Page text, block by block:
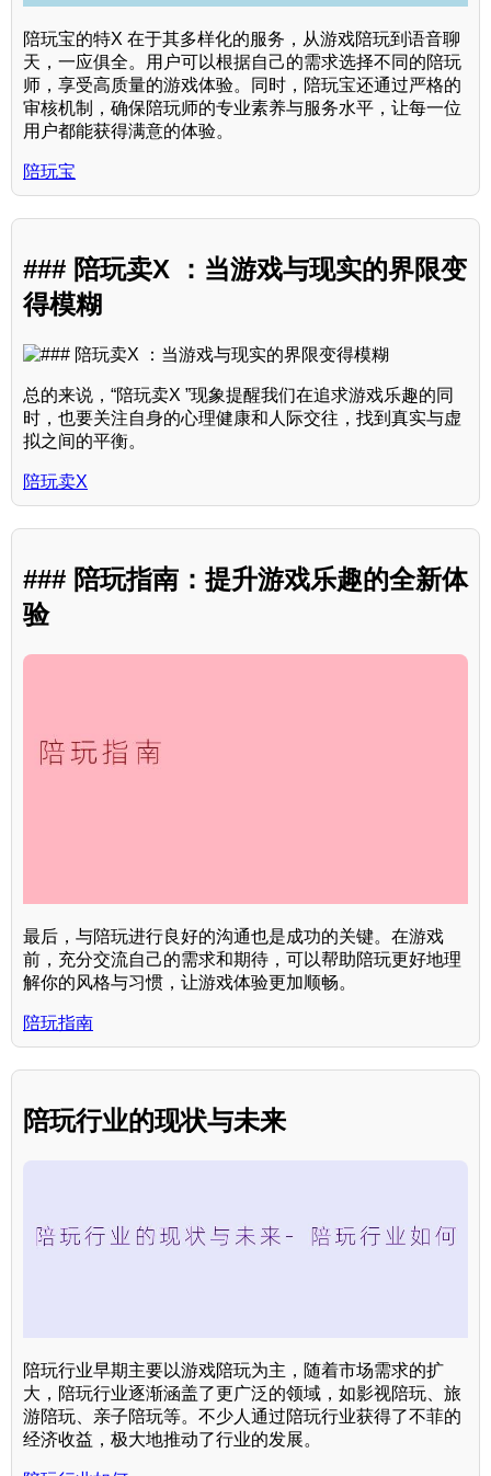
陪玩宝的特X 在于其多样化的服务，从游戏陪玩到语音聊
天，一应俱全。用户可以根据自己的需求选择不同的陪玩
师，享受高质量的游戏体验。同时，陪玩宝还通过严格的
审核机制，确保陪玩师的专业素养与服务水平，让每一位
用户都能获得满意的体验。
陪玩宝
### 陪玩卖X ：当游戏与现实的界限变
得模糊
总的来说，“陪玩卖X ”现象提醒我们在追求游戏乐趣的同
时，也要关注自身的心理健康和人际交往，找到真实与虚
拟之间的平衡。
陪玩卖X
### 陪玩指南：提升游戏乐趣的全新体
验
最后，与陪玩进行良好的沟通也是成功的关键。在游戏
前，充分交流自己的需求和期待，可以帮助陪玩更好地理
解你的风格与习惯，让游戏体验更加顺畅。
陪玩指南
陪玩行业的现状与未来
陪玩行业早期主要以游戏陪玩为主，随着市场需求的扩
大，陪玩行业逐渐涵盖了更广泛的领域，如影视陪玩、旅
游陪玩、亲子陪玩等。不少人通过陪玩行业获得了不菲的
经济收益，极大地推动了行业的发展。